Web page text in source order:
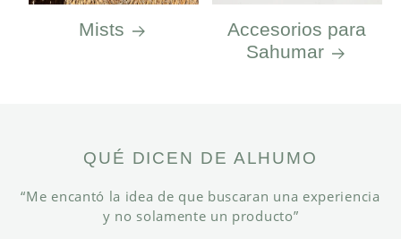
Mists
Accesorios para
Sahumar
QUÉ DICEN DE ALHUMO
“Me encantó la idea de que buscaran una experiencia
y no solamente un producto”